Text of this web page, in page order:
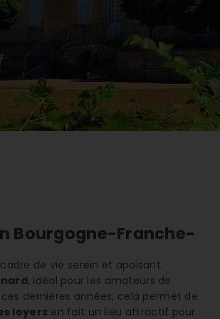
Bourgogne-Franche-
de vie serein et apaisant.
, idéal pour les amateurs de
dernières années, cela permet de
loyers en fait un lieu attractif pour